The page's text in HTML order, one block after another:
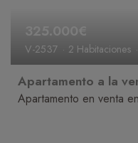
325.000€
V-2537 2 Habitaciones
Apartamento a la
Apartamento en venta